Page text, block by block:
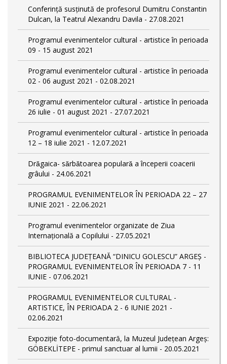
Conferință susținută de profesorul Dumitru Constantin
Dulcan, la Teatrul Alexandru Davila - 27.08.2021
Programul evenimentelor cultural - artistice în perioada
09 - 15 august 2021
Programul evenimentelor cultural - artistice în perioada
02 - 06 august 2021 - 02.08.2021
Programul evenimentelor cultural - artistice în perioada
26 iulie - 01 august 2021 - 27.07.2021
Programul evenimentelor cultural - artistice în perioada
12 – 18 iulie 2021 - 12.07.2021
Drăgaica- sărbătoarea populară a începerii coacerii
grâului - 24.06.2021
PROGRAMUL EVENIMENTELOR ÎN PERIOADA 22 – 27
IUNIE 2021 - 22.06.2021
Programul evenimentelor organizate de Ziua
Internațională a Copilului - 27.05.2021
BIBLIOTECA JUDEȚEANĂ “DINICU GOLESCU” ARGEȘ -
PROGRAMUL EVENIMENTELOR ÎN PERIOADA 7 - 11
IUNIE - 07.06.2021
PROGRAMUL EVENIMENTELOR CULTURAL -
ARTISTICE, ÎN PERIOADA 2 - 6 IUNIE 2021 -
02.06.2021
Expoziție foto-documentară, la Muzeul Județean Argeș:
GÖBEKLİTEPE - primul sanctuar al lumii - 20.05.2021